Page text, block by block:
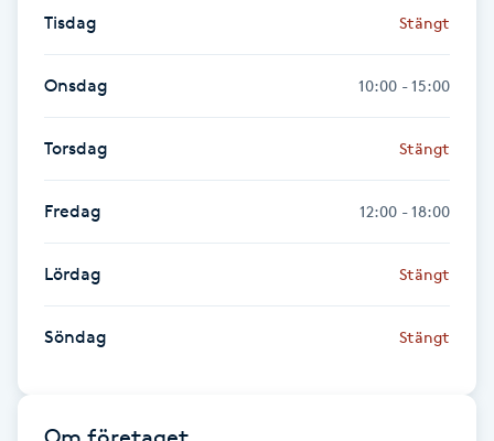
Fransrengöring
Frekvensterapi
Friskvård
Friskvårdsmassage
Funktionsanalys
Tisdag Stängt
Onsdag 10:00 - 15:00
Torsdag Stängt
Fredag 12:00 - 18:00
Lördag Stängt
Söndag Stängt